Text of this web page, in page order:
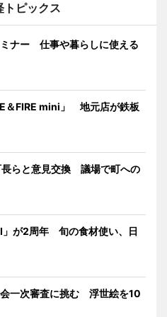
トピックス
ナー 仕事や暮らしに使える
＆FIRE mini」 地元店が鉄板
長らと意見交換 議場で町への
が2周年 旬の食材使い、日
一次審査に挑む 浮世絵を10